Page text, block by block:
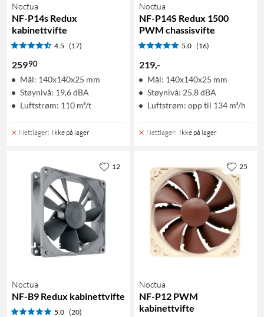
Noctua
NF-P14s Redux
kabinettvifte
4.5 (17)
25990
Mål: 140x140x25 mm
Støynivå: 19,6 dBA
Luftstrøm: 110 m³/t
Nettlager: Ikke på lager
Noctua
NF-P14S Redux 1500
PWM chassisvifte
5.0 (16)
219,-
Mål: 140x140x25 mm
Støynivå: 25,8 dBA
Luftstrøm: opp til 134 m³/h
Nettlager: Ikke på lager
Noctua
NF-B9 Redux kabinettvifte
5.0 (20)
12
Noctua
NF-P12 PWM
kabinettvifte
25